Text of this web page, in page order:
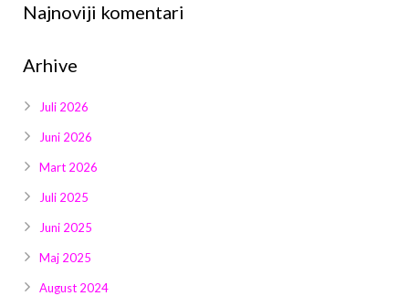
Galerija 2024
Galerija 2025
Najnoviji komentari
Arhive
Juli 2026
Juni 2026
Mart 2026
Juli 2025
Juni 2025
Maj 2025
August 2024